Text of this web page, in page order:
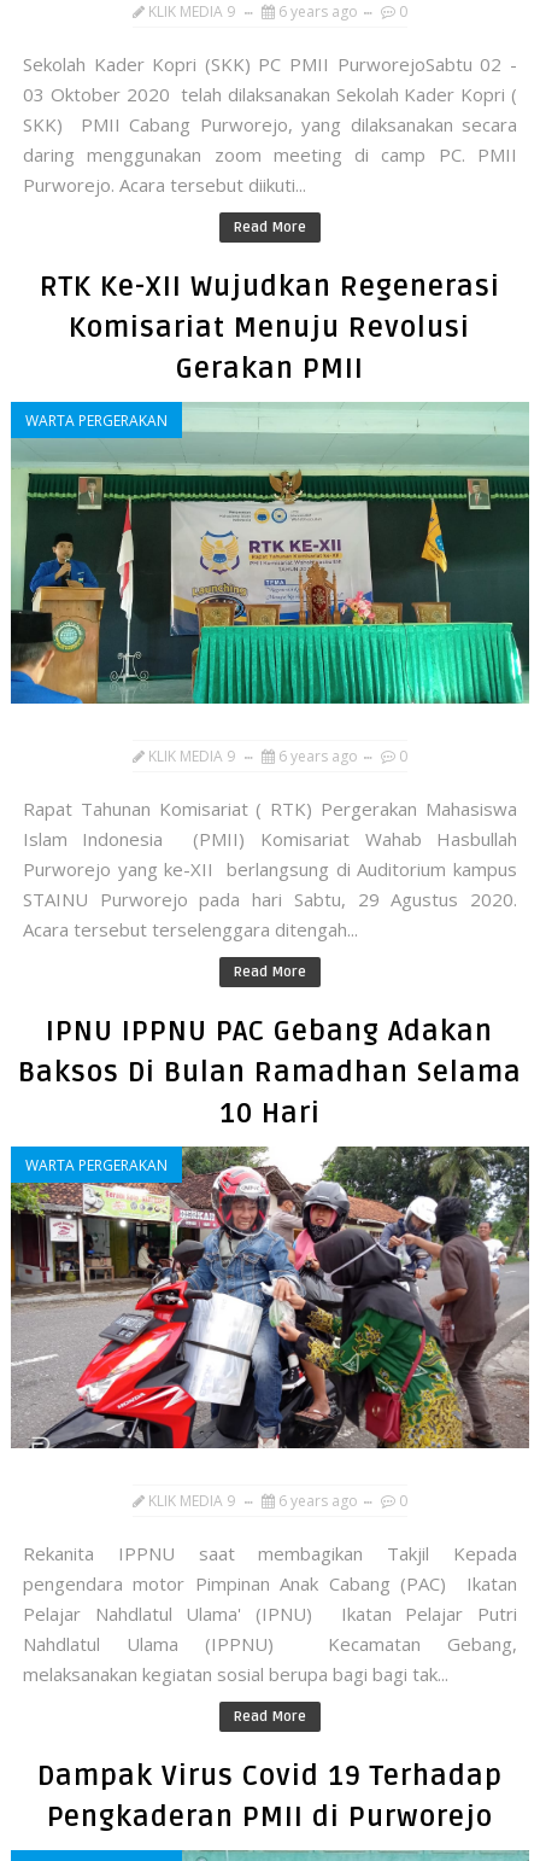
KLIK MEDIA 9 6 years ago 0
Sekolah Kader Kopri (SKK) PC PMII PurworejoSabtu 02 -
03 Oktober 2020 telah dilaksanakan Sekolah Kader Kopri (
SKK) PMII Cabang Purworejo, yang dilaksanakan secara
daring menggunakan zoom meeting di camp PC. PMII
Purworejo. Acara tersebut diikuti...
Read More
RTK Ke-XII Wujudkan Regenerasi
Komisariat Menuju Revolusi
Gerakan PMII
WARTA PERGERAKAN
KLIK MEDIA 9 6 years ago 0
Rapat Tahunan Komisariat ( RTK) Pergerakan Mahasiswa
Islam Indonesia (PMII) Komisariat Wahab Hasbullah
Purworejo yang ke-XII berlangsung di Auditorium kampus
STAINU Purworejo pada hari Sabtu, 29 Agustus 2020.
Acara tersebut terselenggara ditengah...
Read More
IPNU IPPNU PAC Gebang Adakan
Baksos Di Bulan Ramadhan Selama
10 Hari
WARTA PERGERAKAN
KLIK MEDIA 9 6 years ago 0
Rekanita IPPNU saat membagikan Takjil Kepada
pengendara motor Pimpinan Anak Cabang (PAC) Ikatan
Pelajar Nahdlatul Ulama' (IPNU) Ikatan Pelajar Putri
Nahdlatul Ulama (IPPNU) Kecamatan Gebang,
melaksanakan kegiatan sosial berupa bagi bagi tak...
Read More
Dampak Virus Covid 19 Terhadap
Pengkaderan PMII di Purworejo